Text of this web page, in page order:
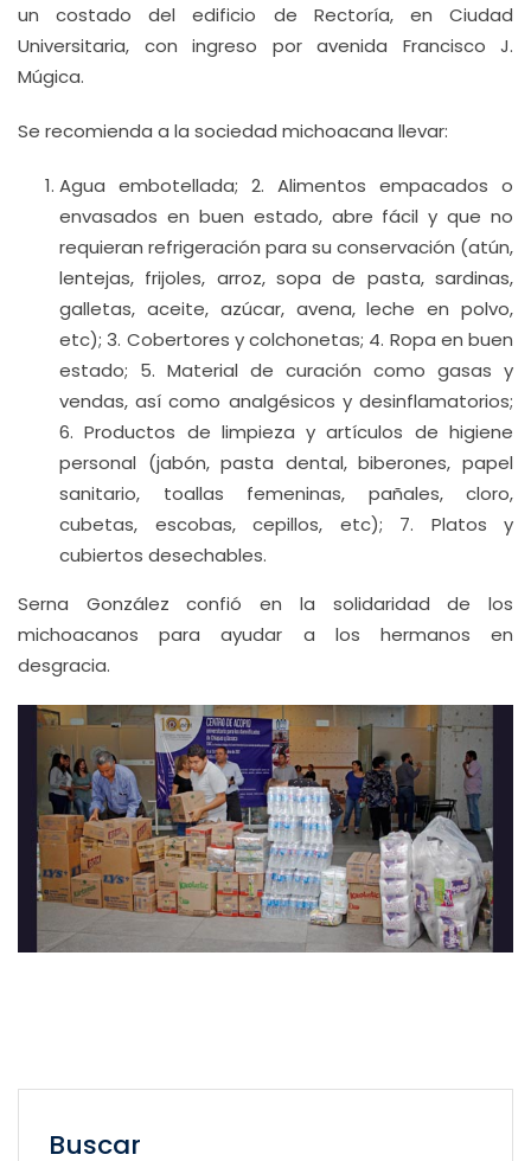
un costado del edificio de Rectoría, en Ciudad
Universitaria, con ingreso por avenida Francisco J.
Múgica.
Se recomienda a la sociedad michoacana llevar:
Agua embotellada; 2. Alimentos empacados o
envasados en buen estado, abre fácil y que no
requieran refrigeración para su conservación (atún,
lentejas, frijoles, arroz, sopa de pasta, sardinas,
galletas, aceite, azúcar, avena, leche en polvo,
etc); 3. Cobertores y colchonetas; 4. Ropa en buen
estado; 5. Material de curación como gasas y
vendas, así como analgésicos y desinflamatorios;
6. Productos de limpieza y artículos de higiene
personal (jabón, pasta dental, biberones, papel
sanitario, toallas femeninas, pañales, cloro,
cubetas, escobas, cepillos, etc); 7. Platos y
cubiertos desechables.
Serna González confió en la solidaridad de los
michoacanos para ayudar a los hermanos en
desgracia.
Buscar